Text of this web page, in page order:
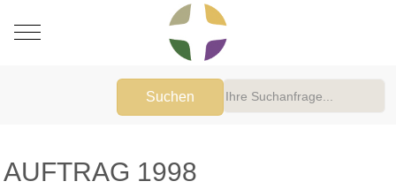
Mobile Menu Toggle
Suchen
AUFTRAG 1998